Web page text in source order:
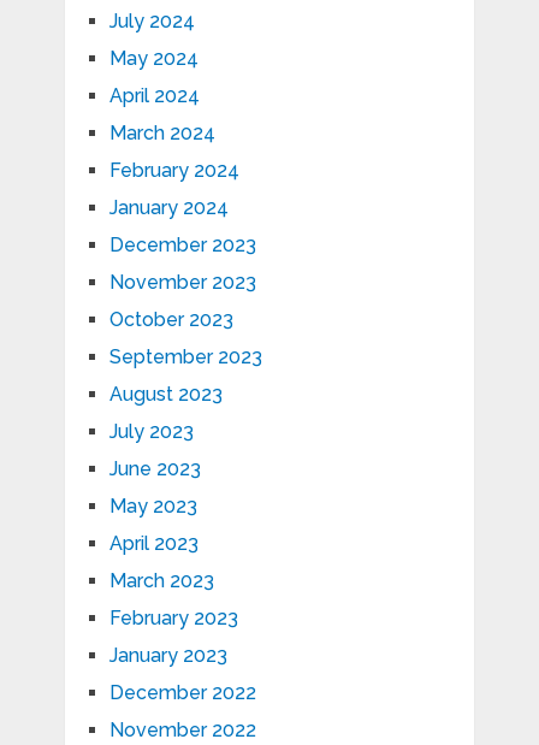
July 2024
May 2024
April 2024
March 2024
February 2024
January 2024
December 2023
November 2023
October 2023
September 2023
August 2023
July 2023
June 2023
May 2023
April 2023
March 2023
February 2023
January 2023
December 2022
November 2022